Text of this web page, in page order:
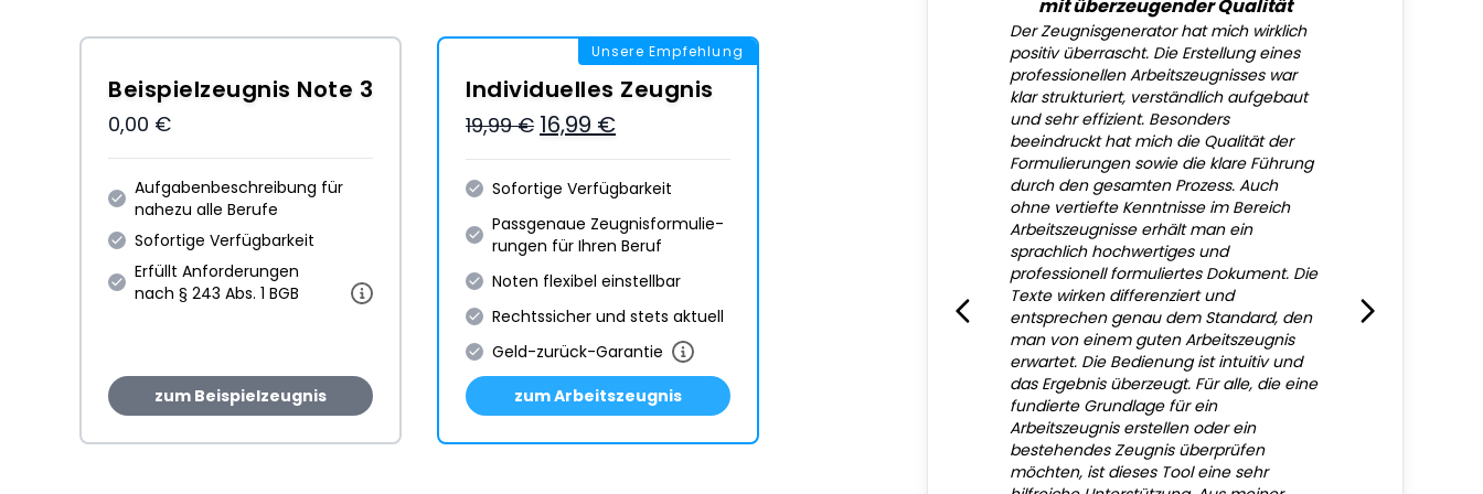
Beispielzeugnis Note 3
0,00 €
Aufgabenbeschreibung für
nahezu alle Berufe
Sofortige Verfügbarkeit
Erfüllt Anforderungen
nach § 243 Abs. 1 BGB
zum Beispielzeugnis
Unsere Empfehlung
Individuelles Zeugnis
19,99 € 16,99 €
Sofortige Verfügbarkeit
Passgenaue Zeugnis­formulie­
rungen für Ihren Beruf
Noten flexibel einstellbar
Rechtssicher und stets aktuell
Geld-zurück-Garantie
zum Arbeitszeugnis
mit überzeugender Qualität
Der Zeugnisgenerator hat mich wirklich
positiv überrascht. Die Erstellung eines
professionellen Arbeitszeugnisses war
klar strukturiert, verständlich aufgebaut
und sehr effizient. Besonders
beeindruckt hat mich die Qualität der
Formulierungen sowie die klare Führung
durch den gesamten Prozess. Auch
ohne vertiefte Kenntnisse im Bereich
Arbeitszeugnisse erhält man ein
sprachlich hochwertiges und
professionell formuliertes Dokument. Die
Texte wirken differenziert und
entsprechen genau dem Standard, den
man von einem guten Arbeitszeugnis
erwartet. Die Bedienung ist intuitiv und
das Ergebnis überzeugt. Für alle, die eine
fundierte Grundlage für ein
Arbeitszeugnis erstellen oder ein
bestehendes Zeugnis überprüfen
möchten, ist dieses Tool eine sehr